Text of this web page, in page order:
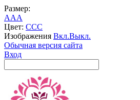
Размер:
AAA
Цвет: CCC
Изображения Вкл.Выкл.
Обычная версия сайта
Вход